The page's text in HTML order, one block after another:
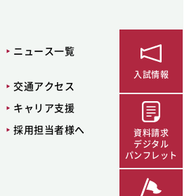
ニュース一覧
交通アクセス
キャリア支援
採用担当者様へ
入試情報
資料請求
デジタル
パンフレット